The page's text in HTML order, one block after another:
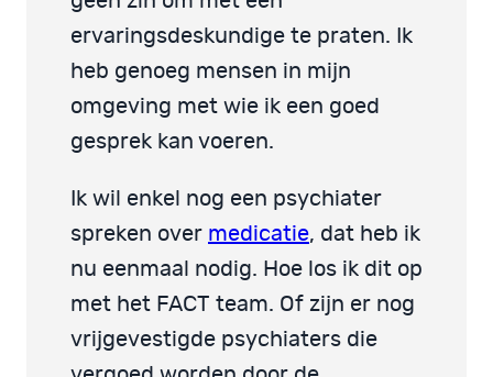
ervaringsdeskundige te praten. Ik
heb genoeg mensen in mijn
omgeving met wie ik een goed
gesprek kan voeren.
Ik wil enkel nog een psychiater
spreken over medicatie, dat heb ik
nu eenmaal nodig. Hoe los ik dit op
met het FACT team. Of zijn er nog
vrijgevestigde psychiaters die